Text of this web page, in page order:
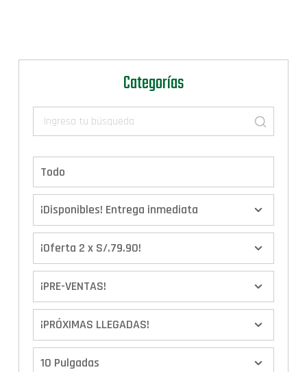
Categorías
Todo
¡Disponibles! Entrega inmediata
¡Oferta 2 x S/.79.90!
¡PRE-VENTAS!
¡PRÓXIMAS LLEGADAS!
10 Pulgadas